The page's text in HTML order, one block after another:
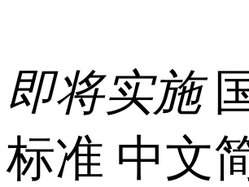
即将实施
标准 中文